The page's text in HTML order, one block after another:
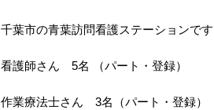
千葉市の青葉訪問看護ステーションです
看護師さん 5名 （パート・登録）
作業療法士さん 3名（パート・登録）